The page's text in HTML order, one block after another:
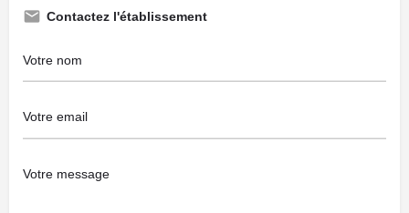
Contactez l'établissement